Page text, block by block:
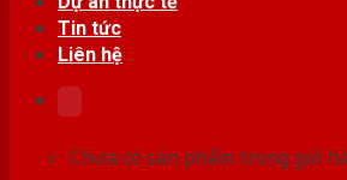
Tin tức
Liên hệ
Chưa có sản phẩm trong giỏ